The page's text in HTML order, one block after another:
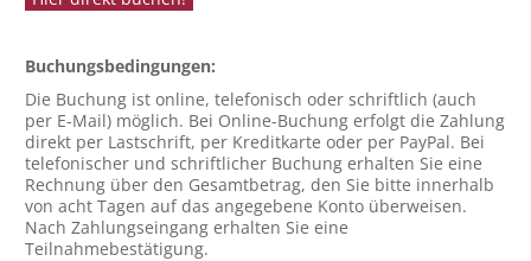
Buchungsbedingungen:
Die Buchung ist online, telefonisch oder schriftlich (auch
per E-Mail) möglich. Bei Online-Buchung erfolgt die Zahlung
direkt per Lastschrift, per Kreditkarte oder per PayPal. Bei
telefonischer und schriftlicher Buchung erhalten Sie eine
Rechnung über den Gesamtbetrag, den Sie bitte innerhalb
von acht Tagen auf das angegebene Konto überweisen.
Nach Zahlungseingang erhalten Sie eine
Teilnahmebestätigung.